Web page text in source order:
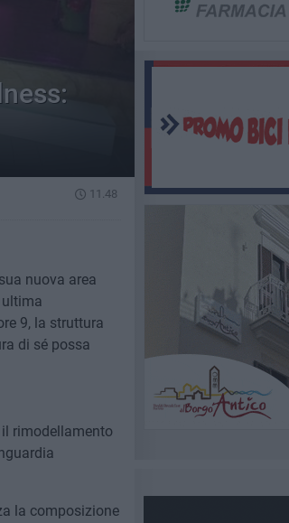
11.48
nuova area
9, la struttura
di sé possa
rimodellamento
la composizione